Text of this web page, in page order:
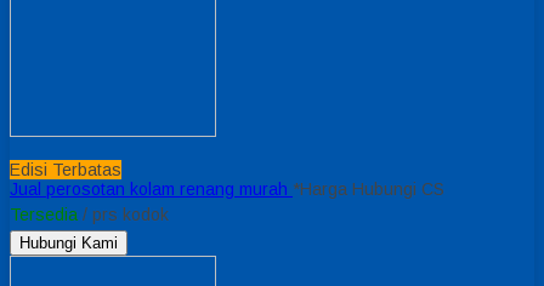
Edisi Terbatas
Jual perosotan kolam renang murah *Harga Hubungi CS
Tersedia / prs kodok
Hubungi Kami